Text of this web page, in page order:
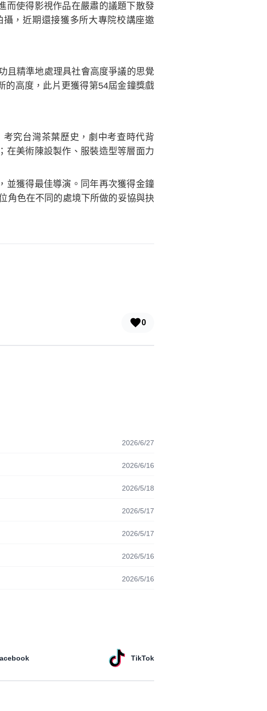
而使得影視作品在嚴肅的議題下散發
，近期還接獲多所大專院校講座邀
且精準地處理具社會高度爭議的思覺
的高度，此片更獲得第54屆金鐘獎戲
究台灣茶葉歷史，劇中考查時代背
在美術陳設製作、服裝造型等層面力
並獲得最佳導演。同年再次獲得金鐘
角色在不同的處境下所做的妥協與抉
0
2026/6/27
2026/6/16
2026/5/18
2026/5/17
2026/5/17
2026/5/16
2026/5/16
TikTok